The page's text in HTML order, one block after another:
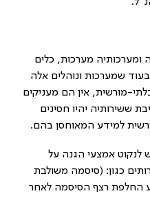
ומערכותיה מערכות, כלים
שמערכות ונוהלים אלה
מורשית, אין הם מעניקים
ששירותיה יהיו חסינים
למידע המאוחסן בהם.
לנקוט אמצעי הגנה על
כגון: (סיסמה משולבת
7 תווים, ביצוע החלפת רצף הסיסמה לאחר